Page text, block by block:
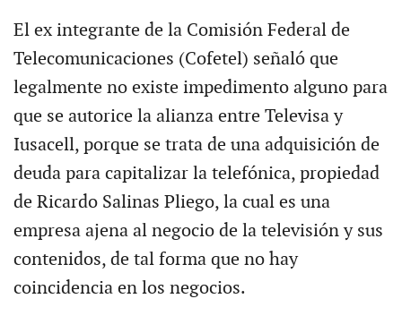
El ex integrante de la Comisión Federal de
Telecomunicaciones (Cofetel) señaló que
legalmente no existe impedimento alguno para
que se autorice la alianza entre Televisa y
Iusacell, porque se trata de una adquisición de
deuda para capitalizar la telefónica, propiedad
de Ricardo Salinas Pliego, la cual es una
empresa ajena al negocio de la televisión y sus
contenidos, de tal forma que no hay
coincidencia en los negocios.